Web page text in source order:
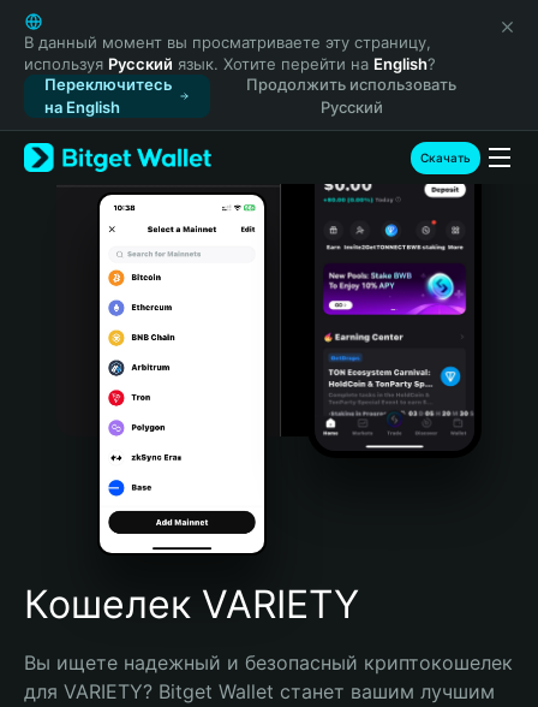
English
日本語
Tiếng Việt
Русский
Español (Latinoamérica)
Türkçe
Italiano
Português (Portugal)
Bahasa Indonesia
Português (Brasil)
Español (Argentina)
В данный момент вы просматриваете эту страницу,
используя Русский язык. Хотите перейти на English?
Переключитесь
на English
Продолжить использовать
Русский
Скачать
Кошелек VARIETY
Вы ищете надежный и безопасный криптокошелек
для VARIETY? Bitget Wallet станет вашим лучшим